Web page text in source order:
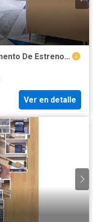
🔥 Oportunidad Única: Departamento De Estreno En Tercer Piso, Tu Hogar En Santa Edelmira 🏡
Ver en detalle